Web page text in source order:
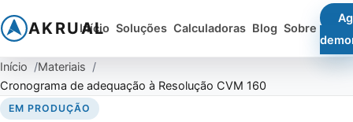
AKRUAL
Início Soluções Calculadoras Blog Sobre
Início
Materiais
Cronograma de adequação à Resolução CVM 160
EM PRODUÇÃO